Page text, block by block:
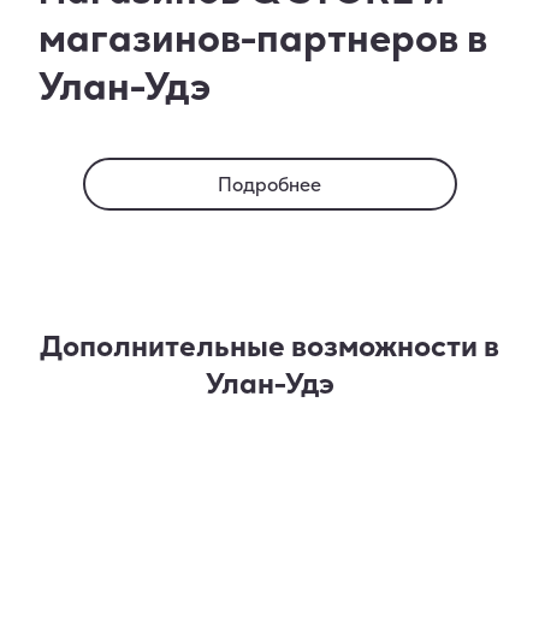
магазинов-партнеров в
Улан-Удэ
Подробнее
Дополнительные возможности в
Улан-Удэ